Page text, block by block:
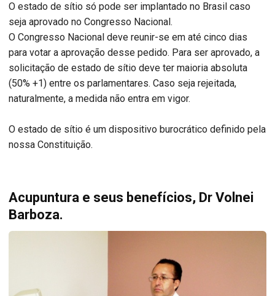
O estado de sítio só pode ser implantado no Brasil caso
seja aprovado no Congresso Nacional.
O Congresso Nacional deve reunir-se em até cinco dias
para votar a aprovação desse pedido. Para ser aprovado, a
solicitação de estado de sítio deve ter maioria absoluta
(50% +1) entre os parlamentares. Caso seja rejeitada,
naturalmente, a medida não entra em vigor.
O estado de sítio é um dispositivo burocrático definido pela
nossa Constituição.
Acupuntura e seus benefícios, Dr Volnei
Barboza.